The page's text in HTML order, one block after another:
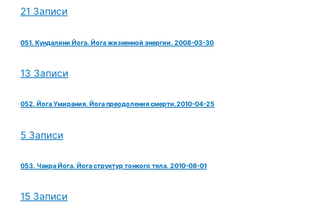
21 Записи
051. Кундалини Йога. Йога жизненной энергии. 2008-03-30
13 Записи
052. Йога Умирания. Йога преодоления смерти.2010-04-25
5 Записи
053. Чакра Йога. Йога структур тонкого тела. 2010-08-01
15 Записи